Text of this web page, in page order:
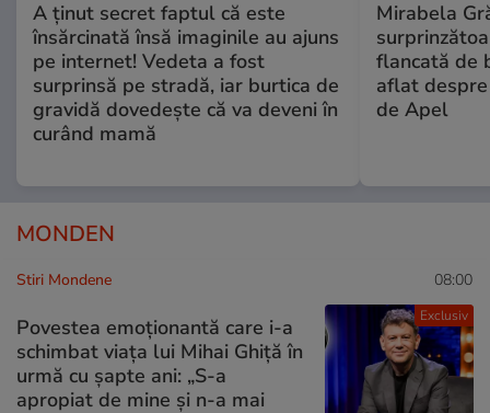
A ținut secret faptul că este
însărcinată însă imaginile au ajuns
pe internet! Vedeta a fost
surprinsă pe stradă, iar burtica de
gravidă dovedește că va deveni în
curând mamă
Mirabela
flancată de
aflat
de Apel
MONDEN
Exclusiv
Stiri Mondene 08:00
Povestea emoționantă care i-a
schimbat viața lui Mihai Ghiță în
urmă cu șapte ani: „S-a
apropiat de mine și n-a mai